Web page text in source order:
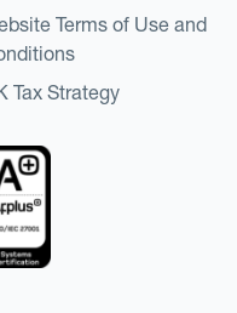
Terms of Use and
Tax Strategy